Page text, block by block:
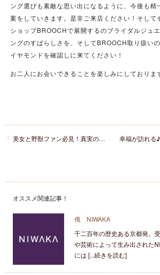
ング選びも素敵な思い出になるように、今後も精
案をしていきます。是非ご来店ください！そして
ショップBROOCHで展開するのブライダルジュ
ングのすばらしさを、そしてBROOCH取り扱い
イヤモンドを確認しに来てください！
お二人にお会いできることを楽しみにしておりま
美女と野獣ファン必見！真実の愛をテーマにしたセットリングBell with Beast(ベル・ウィズ・ビースト)
オススメ関連記事！
俄 NIWAKA
千二百年の歴史ある京都発。
や芸術によって生み出された
には [...続きを読む]